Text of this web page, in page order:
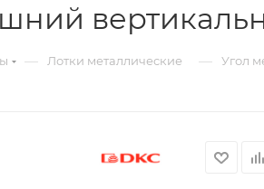
— Лотки металлические — Угол